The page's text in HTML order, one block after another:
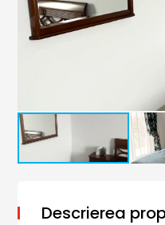
Descrierea